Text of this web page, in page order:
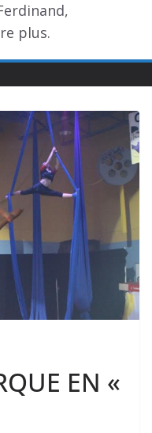
plus.
EN «